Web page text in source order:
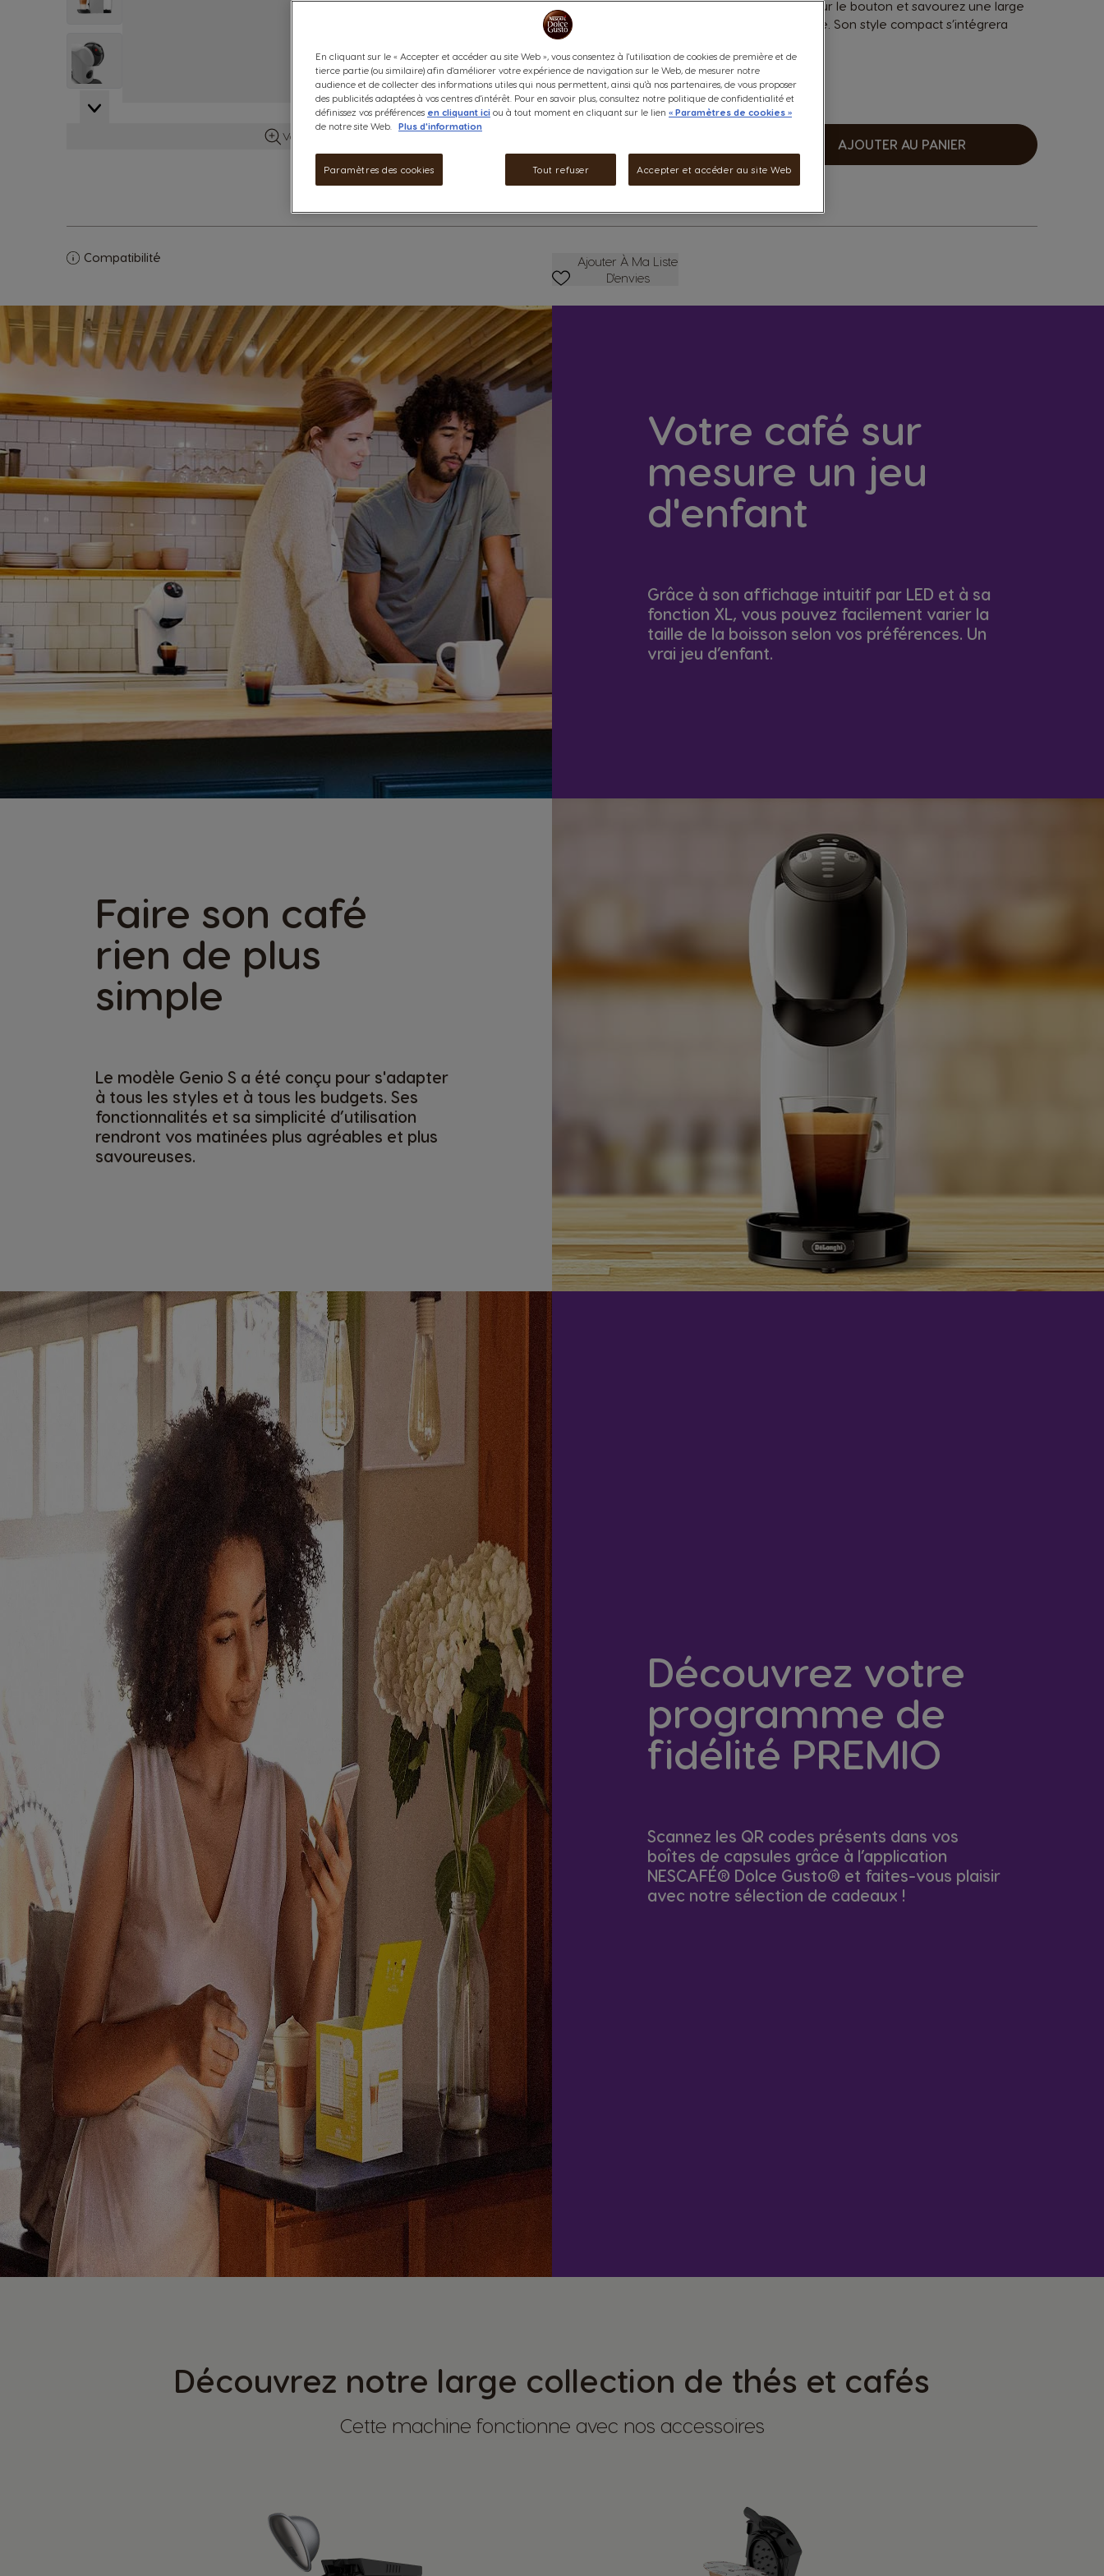
View larger image
View larger image
Voir plus d’informations
choisissez la taille de votre boisson, appuyez sur le bouton et savourez une large
gamme de boissons de qualité professionnelle. Son style compact s’intégrera
dans toutes les cuisines.
Informations supplémentaires
94.90 CHF
Diminuer
Quantité Augmenter
AJOUTER AU PANIER
Compatibilité Ajouter À Ma Liste D'envies
Ajouter À Ma Liste
D'envies
Votre café sur
mesure un jeu
d'enfant
Grâce à son affichage intuitif par LED et à sa
fonction XL, vous pouvez facilement varier la
taille de la boisson selon vos préférences. Un
vrai jeu d’enfant.
Faire son café
rien de plus
simple
Le modèle Genio S a été conçu pour s'adapter
à tous les styles et à tous les budgets. Ses
fonctionnalités et sa simplicité d’utilisation
rendront vos matinées plus agréables et plus
savoureuses.
Découvrez votre
programme de
fidélité PREMIO
Scannez les QR codes présents dans vos
boîtes de capsules grâce à l’application
NESCAFÉ® Dolce Gusto® et faites-vous plaisir
avec notre sélection de cadeaux !
Découvrez notre large collection de thés et cafés
Cette machine fonctionne avec nos accessoires
En cliquant sur le « Accepter et accéder au site Web », vous consentez à l'utilisation de cookies de première et de
tierce partie (ou similaire) afin d'améliorer votre expérience de navigation sur le Web, de mesurer notre
audience et de collecter des informations utiles qui nous permettent, ainsi qu'à nos partenaires, de vous proposer
des publicités adaptées à vos centres d'intérêt. Pour en savoir plus, consultez notre politique de confidentialité et
définissez vos préférences en cliquant ici ou à tout moment en cliquant sur le lien « Paramètres de cookies »
de notre site Web.
Plus d'information
Paramètres des cookies Tout refuser Accepter et accéder au site Web